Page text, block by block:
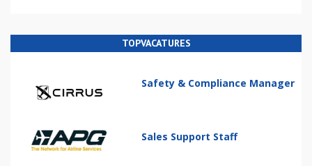
TOPVACATURES
Safety & Compliance Manager
Sales Support Staff